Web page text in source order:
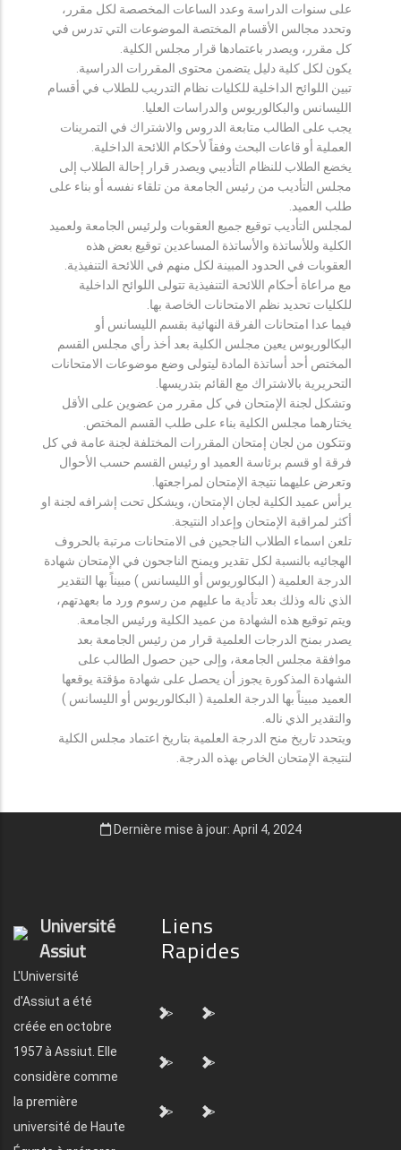
على سنوات الدراسة وعدد الساعات المخصصة لكل مقرر،
وتحدد مجالس الأقسام المختصة الموضوعات التي تدرس في
كل مقرر، ويصدر باعتمادها قرار مجلس الكلية.
يكون لكل كلية دليل يتضمن محتوى المقررات الدراسية.
تبين اللوائح الداخلية للكليات نظام التدريب للطلاب في أقسام
الليسانس والبكالوريوس والدراسات العليا.
يجب على الطالب متابعة الدروس والاشتراك في التمرينات
العملية أو قاعات البحث وفقاً لأحكام اللائحة الداخلية.
يخضع الطلاب للنظام التأديبي ويصدر قرار إحالة الطلاب إلى
مجلس التأديب من رئيس الجامعة من تلقاء نفسه أو بناء على
طلب العميد.
لمجلس التأديب توقيع جميع العقوبات ولرئيس الجامعة ولعميد
الكلية وللأساتذة والأساتذة المساعدين توقيع بعض هذه
العقوبات في الحدود المبينة لكل منهم في اللائحة التنفيذية.
مع مراعاة أحكام اللائحة التنفيذية تتولى اللوائح الداخلية
للكليات تحديد نظم الامتحانات الخاصة بها.
فيما عدا امتحانات الفرقة النهائية بقسم الليسانس أو
البكالوريوس يعين مجلس الكلية بعد أخذ رأي مجلس القسم
المختص أحد أساتذة المادة ليتولى وضع موضوعات الامتحانات
التحريرية بالاشتراك مع القائم بتدريسها.
وتشكل لجنة الإمتحان في كل مقرر من عضوين على الأقل
يختارهما مجلس الكلية بناء على طلب القسم المختص.
وتتكون من لجان إمتحان المقررات المختلفة لجنة عامة في كل
فرقة او قسم برئاسة العميد او رئيس القسم حسب الأحوال
وتعرض عليهما نتيجة الإمتحان لمراجعتها.
يرأس عميد الكلية لجان الإمتحان، ويشكل تحت إشرافه لجنة او
أكثر لمراقبة الإمتحان وإعداد النتيجة.
تلعن اسماء الطلاب الناجحين فى الامتحانات مرتبة بالحروف
الهجائيه بالنسبة لكل تقدير ويمنح الناجحون في الإمتحان شهادة
الدرجة العلمية ( البكالوريوس أو الليسانس ) مبيناً بها التقدير
الذي ناله وذلك بعد تأدية ما عليهم من رسوم ورد ما بعهدتهم،
ويتم توقيع هذه الشهادة من عميد الكلية ورئيس الجامعة.
يصدر بمنح الدرجات العلمية قرار من رئيس الجامعة بعد
موافقة مجلس الجامعة، وإلى حين حصول الطالب على
الشهادة المذكورة يجوز أن يحصل على شهادة مؤقتة يوقعها
العميد مبيناً بها الدرجة العلمية ( البكالوريوس أو الليسانس )
والتقدير الذي ناله.
ويتحدد تاريخ منح الدرجة العلمية بتاريخ اعتماد مجلس الكلية
لنتيجة الإمتحان الخاص بهذه الدرجة.
Dernière mise à jour: April 4, 2024
Université
Assiut
L'Université
d'Assiut a été
créée en octobre
1957 à Assiut. Elle
considère comme
la première
université de Haute
Liens
Rapides
"> ">
"> ">
"> ">